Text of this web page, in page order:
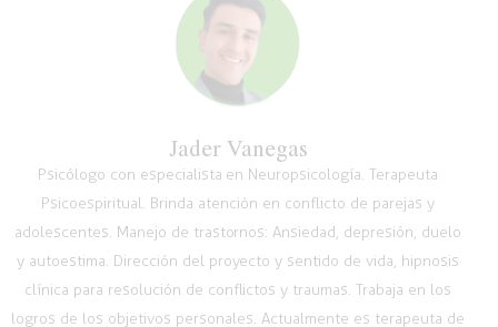
Jader Vanegas
Psicólogo con especialista en Neuropsicología. Terapeuta
Psicoespiritual. Brinda atención en conflicto de parejas y
adolescentes. Manejo de trastornos: Ansiedad, depresión, duelo
y autoestima. Dirección del proyecto y sentido de vida, hipnosis
clínica para resolución de conflictos y traumas. Trabaja en los
logros de los objetivos personales. Actualmente es terapeuta de